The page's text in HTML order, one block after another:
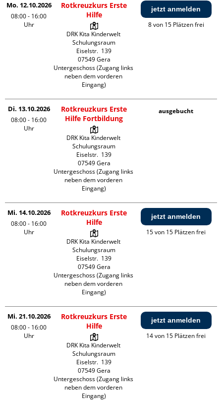
Mo. 12.10.2026
08:00 - 16:00
Uhr
Rotkreuzkurs Erste
Hilfe
DRK Kita Kinderwelt
Schulungsraum
Eiselstr.  139
07549 Gera
Untergeschoss (Zugang links
neben dem vorderen
Eingang)
jetzt anmelden
8 von 15 Plätzen frei
Di. 13.10.2026
08:00 - 16:00
Uhr
Rotkreuzkurs Erste
Hilfe Fortbildung
DRK Kita Kinderwelt
Schulungsraum
Eiselstr.  139
07549 Gera
Untergeschoss (Zugang links
neben dem vorderen
Eingang)
ausgebucht
Mi. 14.10.2026
08:00 - 16:00
Uhr
Rotkreuzkurs Erste
Hilfe
DRK Kita Kinderwelt
Schulungsraum
Eiselstr.  139
07549 Gera
Untergeschoss (Zugang links
neben dem vorderen
Eingang)
jetzt anmelden
15 von 15 Plätzen frei
Mi. 21.10.2026
08:00 - 16:00
Uhr
Rotkreuzkurs Erste
Hilfe
DRK Kita Kinderwelt
Schulungsraum
Eiselstr.  139
07549 Gera
Untergeschoss (Zugang links
neben dem vorderen
Eingang)
jetzt anmelden
14 von 15 Plätzen frei